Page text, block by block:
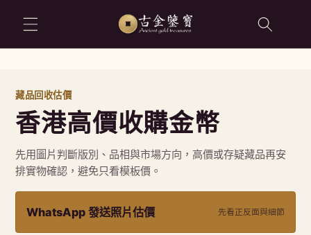
跳至內容
藏品回收估價
香港高價收購金幣
先用圖片判斷版別、品相與市場方向，高價或存疑藏品再安
排實物確認，避免只看模板價。
WhatsApp 發送照片估價 先看正反面與細節